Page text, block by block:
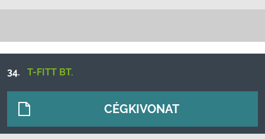
34. T-FITT BT.
CÉGKIVONAT